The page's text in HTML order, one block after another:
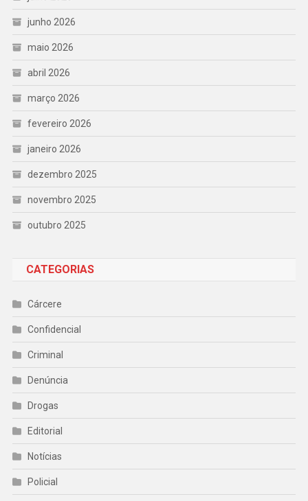
junho 2026
maio 2026
abril 2026
março 2026
fevereiro 2026
janeiro 2026
dezembro 2025
novembro 2025
outubro 2025
CATEGORIAS
Cárcere
Confidencial
Criminal
Denúncia
Drogas
Editorial
Notícias
Policial